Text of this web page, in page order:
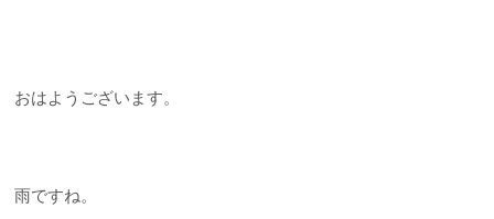
おはようございます。
雨ですね。